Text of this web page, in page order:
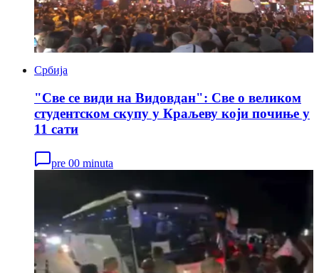
Србија
"Све се види на Видовдан": Све о великом
студентском скупу у Краљеву који почиње у
11 сати
pre 00 minuta